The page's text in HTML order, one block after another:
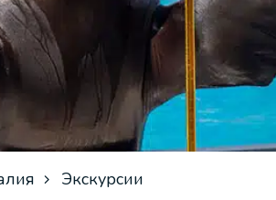
Экскурсии